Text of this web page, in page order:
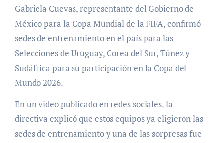
Gabriela Cuevas, representante del Gobierno de
México para la Copa Mundial de la FIFA, confirmó
sedes de entrenamiento en el país para las
Selecciones de Uruguay, Corea del Sur, Túnez y
Sudáfrica para su participación en la Copa del
Mundo 2026.
En un video publicado en redes sociales, la
directiva explicó que estos equipos ya eligieron las
sedes de entrenamiento y una de las sorpresas fue